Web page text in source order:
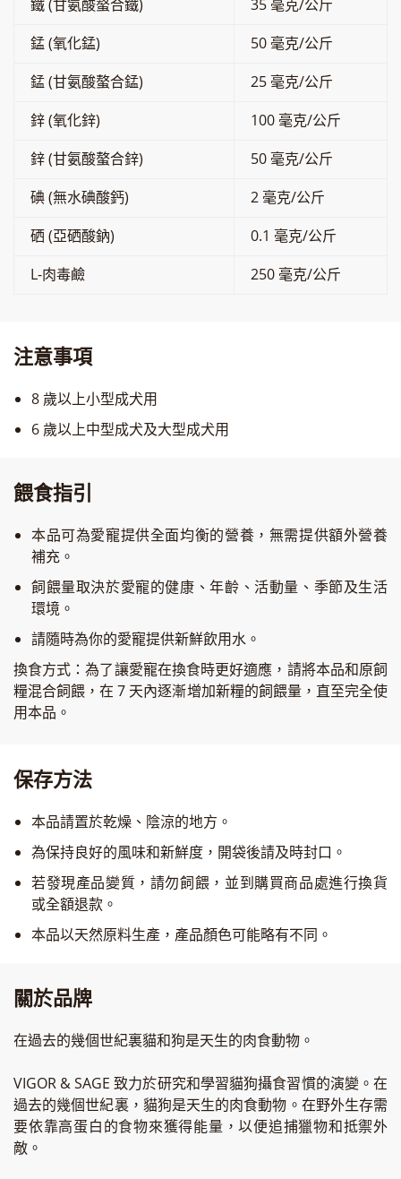
鐵 (甘氨酸螯合鐵)
35 毫克/公斤
錳 (氧化錳)
50 毫克/公斤
錳 (甘氨酸螯合錳)
25 毫克/公斤
鋅 (氧化鋅)
100 毫克/公斤
鋅 (甘氨酸螯合鋅)
50 毫克/公斤
碘 (無水碘酸鈣)
2 毫克/公斤
硒 (亞硒酸鈉)
0.1 毫克/公斤
L-肉毒鹼
250 毫克/公斤
注意事項
8 歲以上小型成犬用
6 歲以上中型成犬及大型成犬用
餵食指引
本品可為愛寵提供全面均衡的營養，無需提供額外營養
補充。
飼餵量取決於愛寵的健康、年齡、活動量、季節及生活
環境。
請隨時為你的愛寵提供新鮮飲用水。
換食方式：為了讓愛寵在換食時更好適應，請將本品和原飼
糧混合飼餵，在 7 天內逐漸增加新糧的飼餵量，直至完全使
用本品。
保存方法
本品請置於乾燥、陰涼的地方。
為保持良好的風味和新鮮度，開袋後請及時封口。
若發現產品變質，請勿飼餵，並到購買商品處進行換貨
或全額退款。
本品以天然原料生產，產品顏色可能略有不同。
關於品牌
在過去的幾個世紀裏貓和狗是天生的肉食動物。
VIGOR & SAGE 致力於研究和學習貓狗攝食習慣的演變。在
過去的幾個世紀裏，貓狗是天生的肉食動物。在野外生存需
要依靠高蛋白的食物來獲得能量，以便追捕獵物和抵禦外
敵。